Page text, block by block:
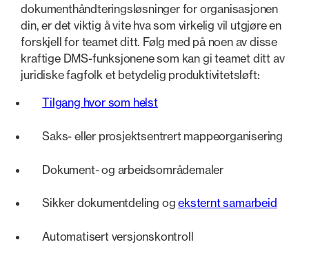
dokumenthåndteringsløsninger for organisasjonen
din, er det viktig å vite hva som virkelig vil utgjøre en
forskjell for teamet ditt. Følg med på noen av disse
kraftige DMS-funksjonene som kan gi teamet ditt av
juridiske fagfolk et betydelig produktivitetsløft:
Tilgang hvor som helst
Saks- eller prosjektsentrert mappeorganisering
Dokument- og arbeidsområdemaler
Sikker dokumentdeling ogeksternt samarbeid
Automatisert versjonskontroll